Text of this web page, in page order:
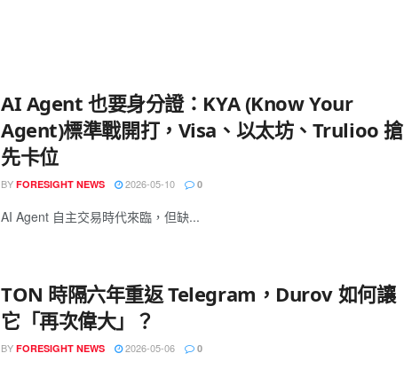
AI Agent 也要身分證：KYA (Know Your
Agent)標準戰開打，Visa、以太坊、Trulioo 搶
先卡位
BY FORESIGHT NEWS 2026-05-10 0
AI Agent 自主交易時代來臨，但缺...
TON 時隔六年重返 Telegram，Durov 如何讓
它「再次偉大」？
BY FORESIGHT NEWS 2026-05-06 0